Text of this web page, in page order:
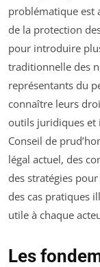
problématique est
de la protection
pour introduire
traditionnelle des
représentants du
connaître leurs
outils juridiques et
Conseil de
légal actuel, des
des stratégies
des cas pratiques
utile à chaque
Les